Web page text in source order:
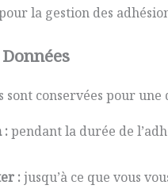
la gestion des
sont conservées pour
: pendant la durée de
: jusqu’à ce que vous